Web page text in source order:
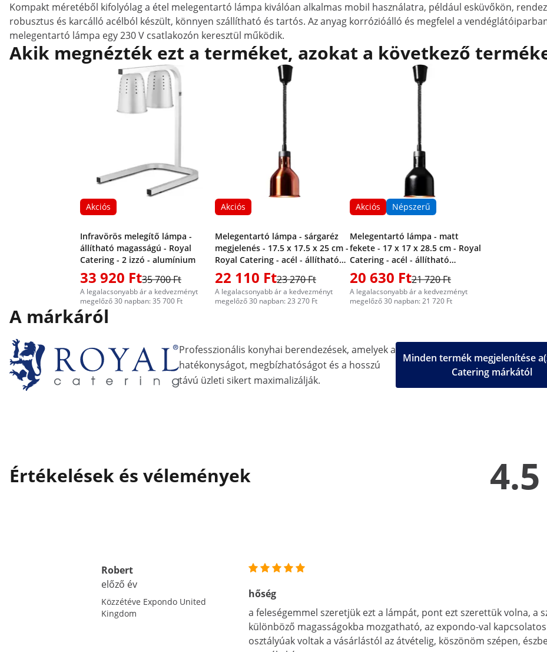
Kompakt méretéből kifolyólag a étel melegentartó lámpa kiválóan alkalmas mobil használatra, például esküvőkön,
robusztus és karcálló acélból készült, könnyen szállítható és tartós. Az anyag korrózióálló és megfelel a
melegentartó lámpa egy 230 V csatlakozón keresztül működik.
Akik megnézték ezt a terméket, azokat a következő
Akciós
Infravörös melegítő lámpa -
állítható magasságú - Royal
Catering - 2 izzó - alumínium
33 920 Ft35 700 Ft
A legalacsonyabb ár a kedvezményt
megelőző 30 napban: 35 700 Ft
Akciós
Melegentartó lámpa - sárgaréz
megjelenés - 17.5 x 17.5 x 25 cm -
Royal Catering - acél - állítható
magasságú
22 110 Ft23 270 Ft
A legalacsonyabb ár a kedvezményt
megelőző 30 napban: 23 270 Ft
Akciós Népszerű
Melegentartó lámpa - matt
fekete - 17 x 17 x 28.5 cm - Royal
Catering - acél - állítható
magasságú
20 630 Ft21 720 Ft
A legalacsonyabb ár a kedvezményt
megelőző 30 napban: 21 720 Ft
A márkáról
Professzionális konyhai berendezések, amelyek a
hatékonyságot, megbízhatóságot és a hosszú
távú üzleti sikert maximalizálják.
Minden termék megjelenítése
Catering márkától
Értékelések és vélemények 4.5
Robert
előző év
Közzétéve Expondo United
Kingdom
hőség
a feleségemmel szeretjük ezt a lámpát, pont ezt szerettük volna, a
különböző magasságokba mozgatható, az expondo-val
osztályúak voltak a vásárlástól az átvételig, köszönöm szépen,